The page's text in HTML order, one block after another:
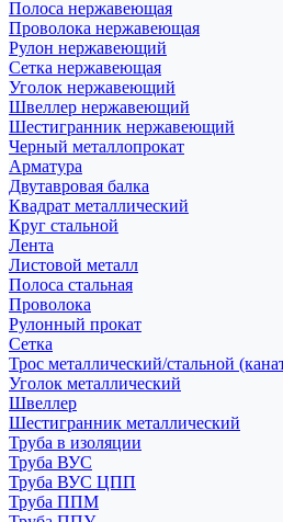
Полоса нержавеющая
Проволока нержавеющая
Рулон нержавеющий
Сетка нержавеющая
Уголок нержавеющий
Швеллер нержавеющий
Шестигранник нержавеющий
Черный металлопрокат
Арматура
Двутавровая балка
Квадрат металлический
Круг стальной
Лента
Листовой металл
Полоса стальная
Проволока
Рулонный прокат
Сетка
Трос металлический/стальной
Уголок металлический
Швеллер
Шестигранник металлический
Труба в изоляции
Труба ВУС
Труба ВУС ЦПП
Труба ППМ